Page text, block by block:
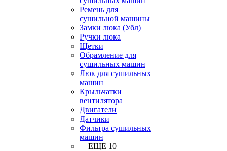
Ремень для
сушильной машины
Замки люка (Убл)
Ручки люка
Щетки
Обрамление для
сушильных машин
Люк для сушильных
машин
Крыльчатки
вентилятора
Двигатели
Датчики
Фильтра сушильных
машин
+ ЕЩЕ 10